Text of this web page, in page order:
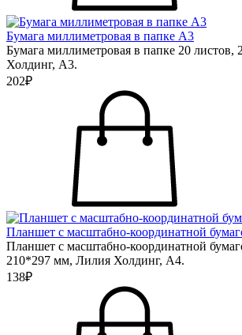
Бумага миллиметровая в папке А3
Бумага миллиметровая в папке 20
Холдинг, А3.
202₽
Планшет с масштабно-координатной
Планшет с масштабно-координатной
210*297 мм, Лилия Холдинг, А4.
138₽